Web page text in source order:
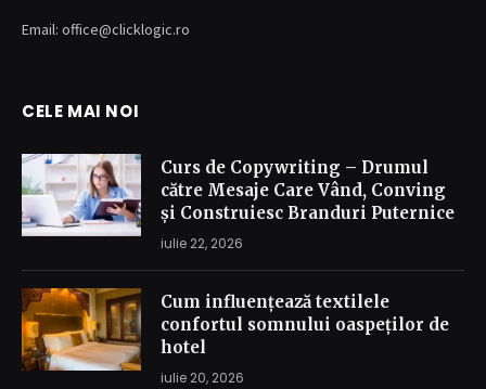
Email: office@clicklogic.ro
CELE MAI NOI
Curs de Copywriting – Drumul
către Mesaje Care Vând, Conving
și Construiesc Branduri Puternice
iulie 22, 2026
Cum influențează textilele
confortul somnului oaspeților de
hotel
iulie 20, 2026